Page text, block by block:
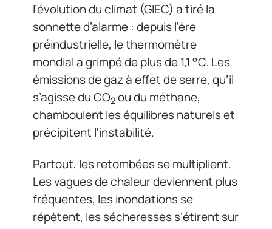
l’évolution du climat (GIEC) a tiré la
sonnette d’alarme : depuis l’ère
préindustrielle, le thermomètre
mondial a grimpé de plus de 1,1 °C. Les
émissions de gaz à effet de serre, qu’il
s’agisse du CO2 ou du méthane,
chamboulent les équilibres naturels et
précipitent l’instabilité.
Partout, les retombées se multiplient.
Les vagues de chaleur deviennent plus
fréquentes, les inondations se
répètent, les sécheresses s’étirent sur